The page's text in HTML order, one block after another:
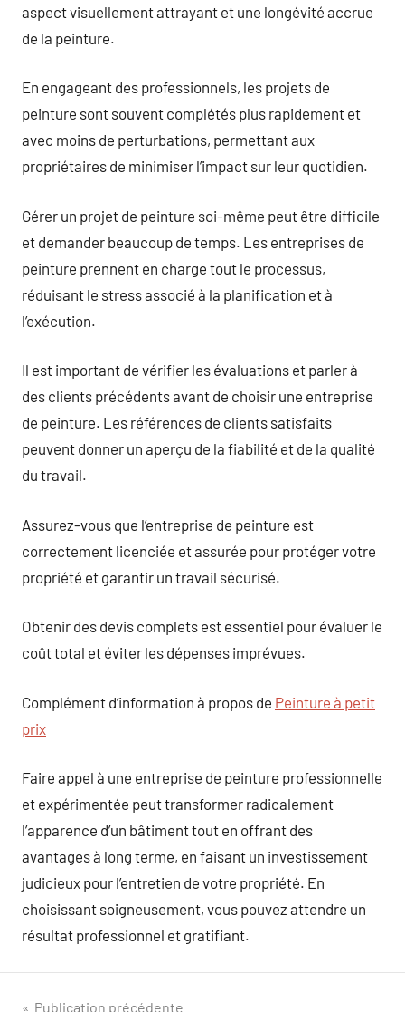
aspect visuellement attrayant et une longévité accrue
de la peinture.
En engageant des professionnels, les projets de
peinture sont souvent complétés plus rapidement et
avec moins de perturbations, permettant aux
propriétaires de minimiser l’impact sur leur quotidien.
Gérer un projet de peinture soi-même peut être difficile
et demander beaucoup de temps. Les entreprises de
peinture prennent en charge tout le processus,
réduisant le stress associé à la planification et à
l’exécution.
Il est important de vérifier les évaluations et parler à
des clients précédents avant de choisir une entreprise
de peinture. Les références de clients satisfaits
peuvent donner un aperçu de la fiabilité et de la qualité
du travail.
Assurez-vous que l’entreprise de peinture est
correctement licenciée et assurée pour protéger votre
propriété et garantir un travail sécurisé.
Obtenir des devis complets est essentiel pour évaluer le
coût total et éviter les dépenses imprévues.
Complément d’information à propos de Peinture à petit
prix
Faire appel à une entreprise de peinture professionnelle
et expérimentée peut transformer radicalement
l’apparence d’un bâtiment tout en offrant des
avantages à long terme, en faisant un investissement
judicieux pour l’entretien de votre propriété. En
choisissant soigneusement, vous pouvez attendre un
résultat professionnel et gratifiant.
Publication précédente